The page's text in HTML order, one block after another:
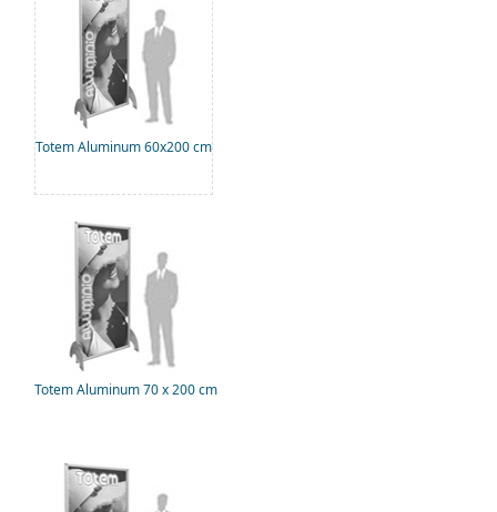
Totem Aluminum 60x200 cm
Totem Aluminum 70 x 200 cm